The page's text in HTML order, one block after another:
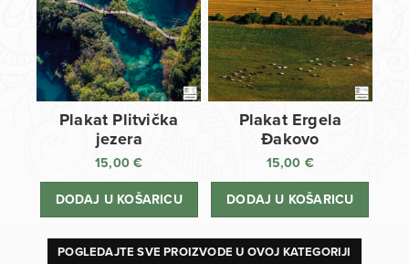
Plakat Plitvička
jezera
15,00€
DODAJ U KOŠARICU
Plakat Ergela
Đakovo
15,00 €
DODAJ U KOŠARICU
POGLEDAJTE SVE PROIZVODE U OVOJ KATEGORIJI